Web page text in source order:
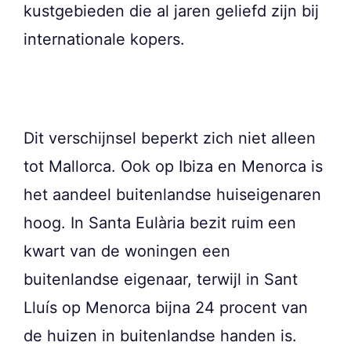
kustgebieden die al jaren geliefd zijn bij
internationale kopers.
Dit verschijnsel beperkt zich niet alleen
tot Mallorca. Ook op Ibiza en Menorca is
het aandeel buitenlandse huiseigenaren
hoog. In Santa Eulària bezit ruim een
kwart van de woningen een
buitenlandse eigenaar, terwijl in Sant
Lluís op Menorca bijna 24 procent van
de huizen in buitenlandse handen is.